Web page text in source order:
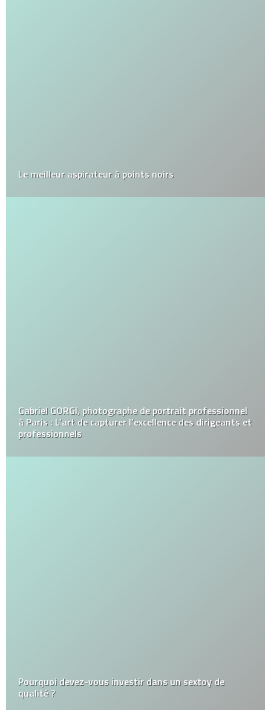
Le meilleur aspirateur à points noirs
Gabriel GORGI, photographe de portrait professionnel
à Paris : L’art de capturer l’excellence des dirigeants et
professionnels
Pourquoi devez-vous investir dans un sextoy de
qualité ?